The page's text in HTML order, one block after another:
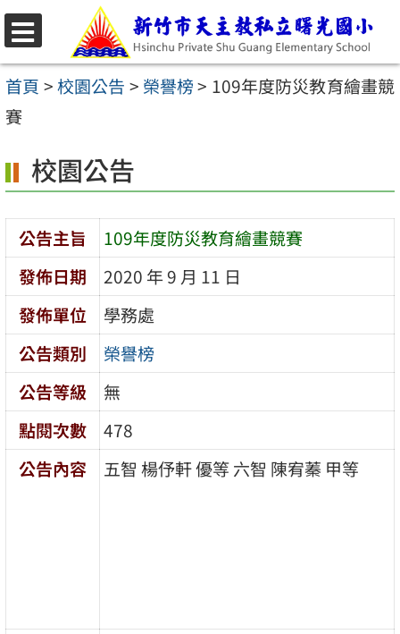
跳
至
主
要
容
區
選
單
首頁 >校園公告 > 榮譽榜> 109年度防災教育繪畫競
賽
校園公告
公告主旨
109年度防災教育繪畫競賽
發佈日期
2020 年 9 月 11 日
發佈單位
學務處
公告類別
榮譽榜
公告等級
無
點閱次數
478
公告內容
五智 楊伃軒 優等 六智 陳宥蓁 甲等